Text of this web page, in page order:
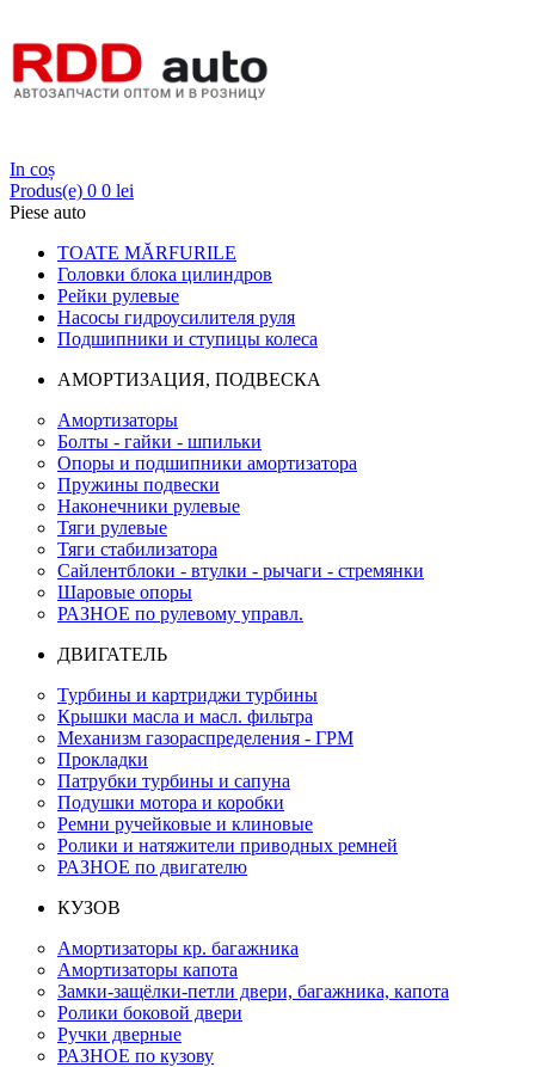
In coș
Produs(e) 0 0 lei
Piese auto
TOATE MĂRFURILE
Головки блока цилиндров
Рейки рулевые
Насосы гидроусилителя руля
Подшипники и ступицы колеса
АМОРТИЗАЦИЯ, ПОДВЕСКА
Амортизаторы
Болты - гайки - шпильки
Опоры и подшипники амортизатора
Пружины подвески
Наконечники рулевые
Тяги рулевые
Тяги стабилизатора
Сайлентблоки - втулки - рычаги - стремянки
Шаровые опоры
РАЗНОЕ по рулевому управл.
ДВИГАТЕЛЬ
Турбины и картриджи турбины
Крышки масла и масл. фильтра
Механизм газораспределения - ГРМ
Прокладки
Патрубки турбины и сапуна
Подушки мотора и коробки
Ремни ручейковые и клиновые
Ролики и натяжители приводных ремней
РАЗНОЕ по двигателю
КУЗОВ
Амортизаторы кр. багажника
Амортизаторы капота
Замки-защёлки-петли двери, багажника, капота
Ролики боковой двери
Ручки дверные
РАЗНОЕ по кузову